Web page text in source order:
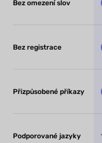
Bez omezení slov
Bez registrace
Přizpůsobené příkazy
Podporované jazyky